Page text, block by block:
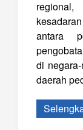
regional,
antara
di
daerah